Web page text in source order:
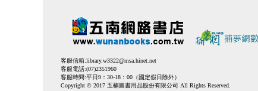
客服信箱:library.w3322@msa.hinet.net
客服電話:(07)2351960
客服時間:平日9：30-18：00（國定假日除外）
Copyright © 2017 五楠圖書用品股份有限公司 All Rights Reserved.